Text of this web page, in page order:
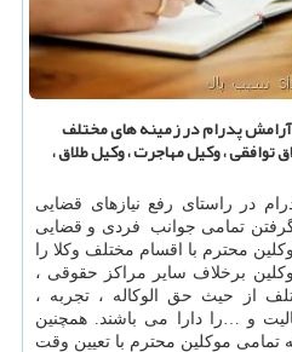
پدرام در زمینه های مختلف
توافقی ، وكیل مهاجرت ، وكیل طلاق ،
در راستای رفع نیازهای قضایی
گرفتن تمامی جوانب فردی و قضایی
محترم با اقسام مختلف وکلا را
برخلاف سایر مراکز حقوقی ،
از حیث حق الوکاله ، تجربه ،
و …را دارا می باشند. همچنین
تمامی موکلین محترم با تعیین وقت